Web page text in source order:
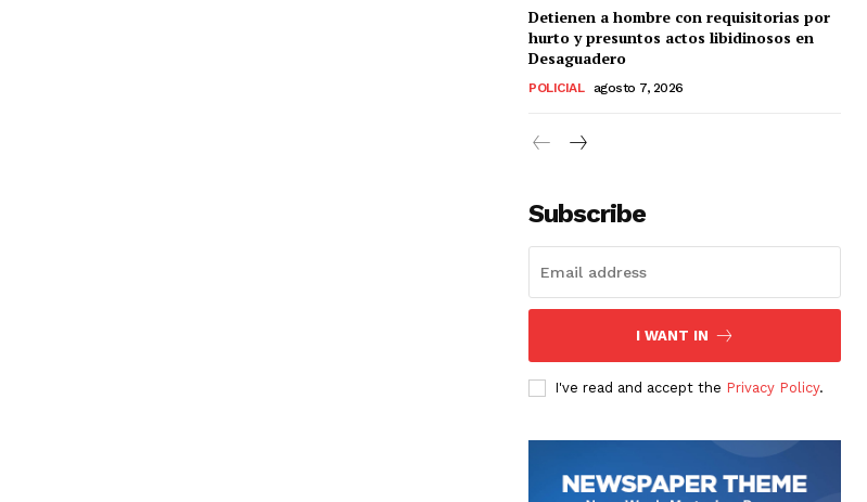
Detienen a hombre con requisitorias por
hurto y presuntos actos libidinosos en
Desaguadero
POLICIAL agosto 7, 2026
Subscribe
I WANT IN
I've read and accept the Privacy Policy.